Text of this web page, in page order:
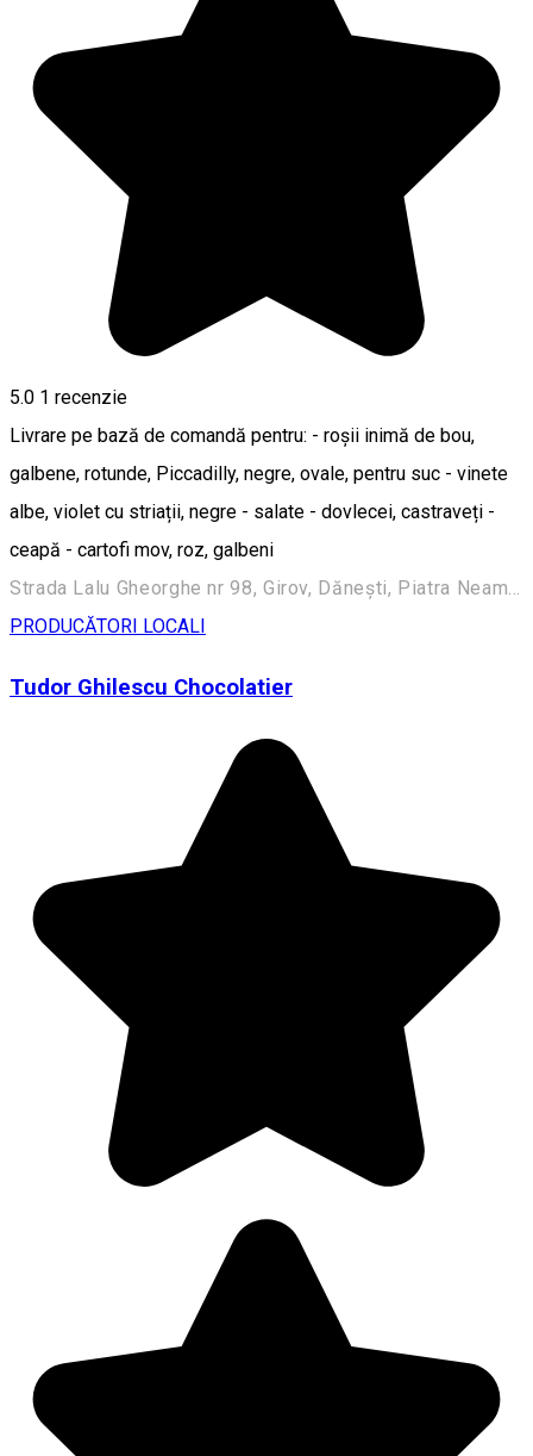
5.0 1 recenzie
Livrare pe bază de comandă pentru: - roșii inimă de bou,
galbene, rotunde, Piccadilly, negre, ovale, pentru suc - vinete
albe, violet cu striații, negre - salate - dovlecei, castraveți -
ceapă - cartofi mov, roz, galbeni
Strada Lalu Gheorghe nr 98, Girov, Dănești, Piatra Neamț 617214, Romania
PRODUCĂTORI LOCALI
Tudor Ghilescu Chocolatier